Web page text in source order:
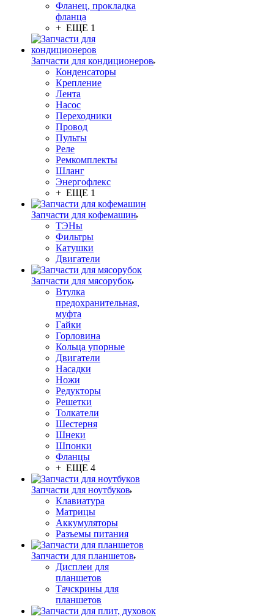
Фланец, прокладка
фланца
+ ЕЩЕ 1
Запчасти для кондиционеров
Конденсаторы
Крепление
Лента
Насос
Переходники
Провод
Пульты
Реле
Ремкомплекты
Шланг
Энергофлекс
+ ЕЩЕ 1
Запчасти для кофемашин
ТЭНы
Фильтры
Катушки
Двигатели
Запчасти для мясорубок
Втулка
предохранительная,
муфта
Гайки
Горловина
Кольца упорные
Двигатели
Насадки
Ножи
Редукторы
Решетки
Толкатели
Шестерня
Шнеки
Шпонки
Фланцы
+ ЕЩЕ 4
Запчасти для ноутбуков
Клавиатура
Матрицы
Аккумуляторы
Разъемы питания
Запчасти для планшетов
Дисплеи для
планшетов
Тачскрины для
планшетов